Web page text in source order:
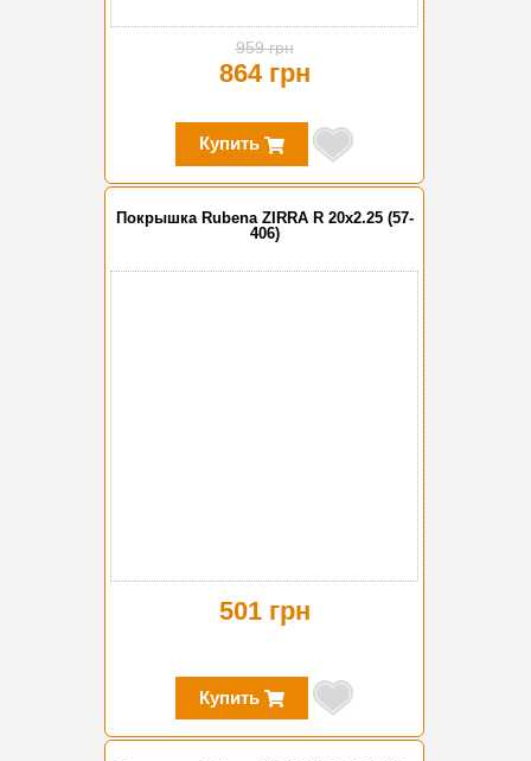
959 грн
864 грн
Купить
Покрышка Rubena ZIRRA R 20x2.25 (57-
406)
501 грн
Купить